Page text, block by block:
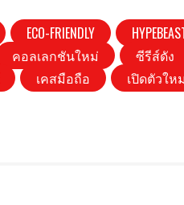
ECO-FRIENDLY
คอลเลกชันใหม่
ซีรีส์ดัง
เคสมือถือ
เปิดตัวให